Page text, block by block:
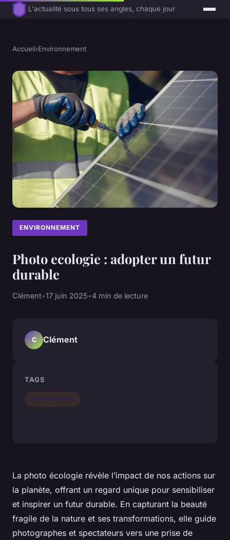
L'actualité sous tous ses angles, chaque jour
Accueil›Environnement
ENVIRONNEMENT
Photo ecologie : adopter un futur
durable
Clément•17 juin 2025•4 min de lecture
La photo écologie révèle l’impact de nos actions sur
la planète, offrant un regard unique pour sensibiliser
et inspirer un futur durable. En capturant la beauté
fragile de la nature et ses transformations, elle guide
photographes et spectateurs vers une prise de
C Clément
TAGS
Environnement